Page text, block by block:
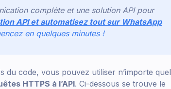
complète et une solution API pour
API et automatisez tout sur WhatsApp
en quelques minutes !
du code, vous pouvez utiliser n’importe quel
HTTPS à l’API. Ci-dessous se trouve le